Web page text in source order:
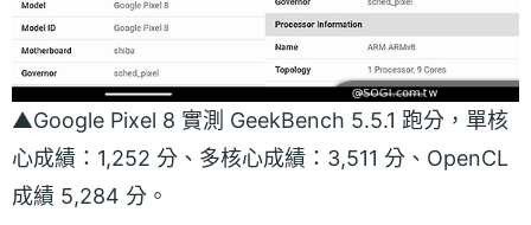
▲Google Pixel 8 實測 GeekBench 5.5.1 跑分，單核
心成績：1,252 分、多核心成績：3,511 分、OpenCL
成績 5,284 分。